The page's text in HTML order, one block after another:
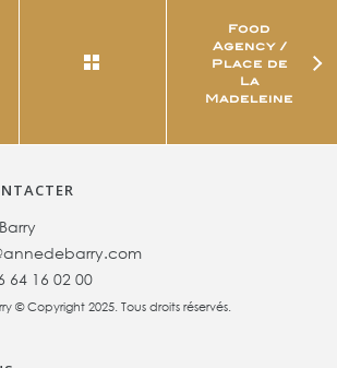
Food
Agency /
Place de
La
Madeleine
64 16 02 00
© Copyright 2025. Tous droits réservés.